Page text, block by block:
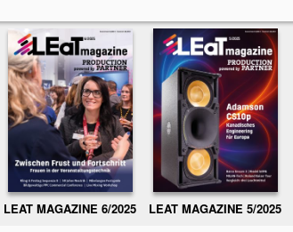
LEAT MAGAZINE 6/2025 LEAT MAGAZINE 5/2025